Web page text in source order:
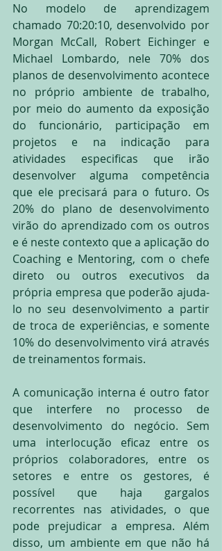
No modelo de aprendizagem
chamado 70:20:10, desenvolvido por
Morgan McCall, Robert Eichinger e
Michael Lombardo, nele 70% dos
planos de desenvolvimento acontece
no próprio ambiente de trabalho,
por meio do aumento da exposição
do funcionário, participação em
projetos e na indicação para
atividades especificas que irão
desenvolver alguma competência
que ele precisará para o futuro. Os
20% do plano de desenvolvimento
virão do aprendizado com os outros
e é neste contexto que a aplicação do
Coaching e Mentoring, com o chefe
direto ou outros executivos da
própria empresa que poderão ajuda-
lo no seu desenvolvimento a partir
de troca de experiências, e somente
10% do desenvolvimento virá através
de treinamentos formais.
A comunicação interna é outro fator
que interfere no processo de
desenvolvimento do negócio. Sem
uma interlocução eficaz entre os
próprios colaboradores, entre os
setores e entre os gestores, é
possível que haja gargalos
recorrentes nas atividades, o que
pode prejudicar a empresa. Além
disso, um ambiente em que não há